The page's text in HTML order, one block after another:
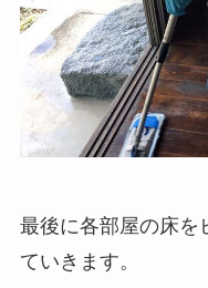
最後に各部屋の床を
ていきます。